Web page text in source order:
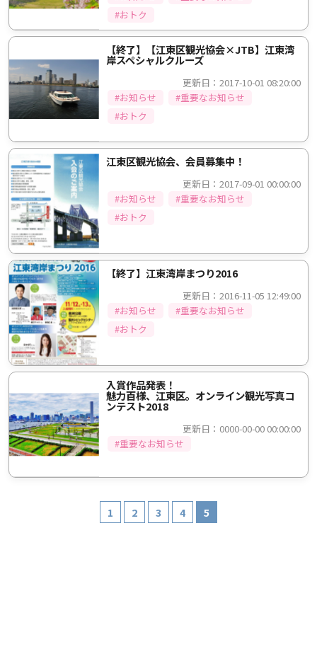
#おトク
【終了】【江東区観光協会×JTB】江東湾
岸スペシャルクルーズ
更新日：2017-10-01 08:20:00
#お知らせ
#重要なお知らせ
#おトク
江東区観光協会、会員募集中！
更新日：2017-09-01 00:00:00
#お知らせ
#重要なお知らせ
#おトク
【終了】江東湾岸まつり2016
更新日：2016-11-05 12:49:00
#お知らせ
#重要なお知らせ
#おトク
入賞作品発表！
魅力百様、江東区。オンライン観光写真コ
ンテスト2018
更新日：0000-00-00 00:00:00
#重要なお知らせ
1 2 3 4 5